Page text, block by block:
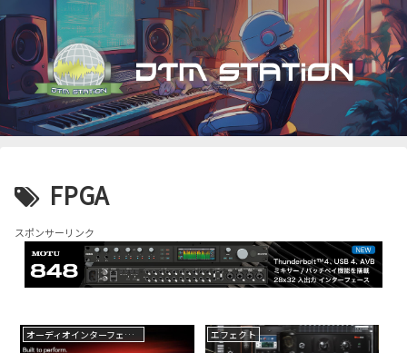
FPGA
スポンサーリンク
オーディオインターフェイス エフェクト